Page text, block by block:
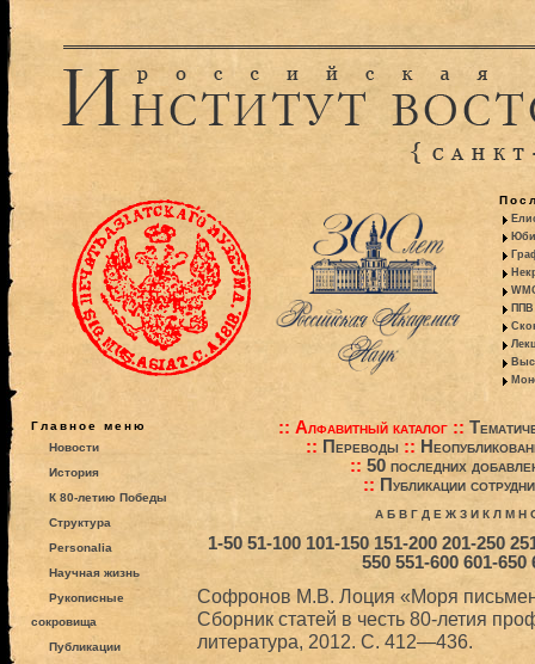
ППВ
Главное меню
Новости
История
К 80-летию Победы
Структура
Personalia
Научная жизнь
Рукописные
сокровища
Публикации
:: Алфавитный каталог ::
:: Переводы::
:: 50 последних
:: Публикации
А Б В Г Д Е Ж З И К Л М Н
1-50 51-100 101-150 151-200 201-250
550 551-600 601-650
Софронов М.В. Лоция «Моря
Сборник статей в честь 80-летия
литература, 2012. С. 412―436.